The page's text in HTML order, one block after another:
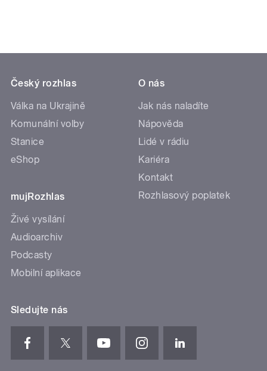
Český rozhlas
Válka na Ukrajině
Komunální volby
Stanice
eShop
mujRozhlas
Živé vysílání
Audioarchiv
Podcasty
Mobilní aplikace
O nás
Jak nás naladíte
Nápověda
Lidé v rádiu
Kariéra
Kontakt
Rozhlasový poplatek
Sledujte nás